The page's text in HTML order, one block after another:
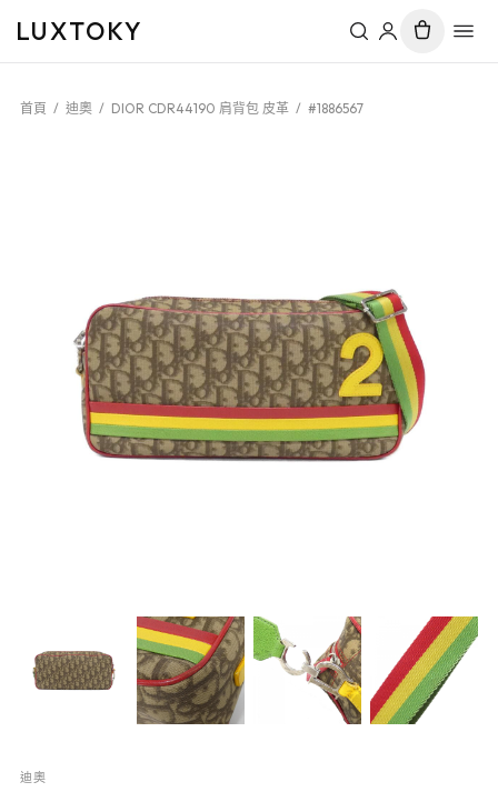
LUXTOKY
首頁 / 迪奧 / DIOR CDR44190 肩背包 皮革 / #1886567
迪奧